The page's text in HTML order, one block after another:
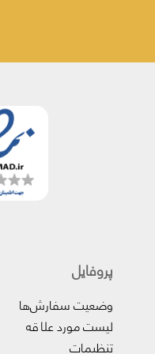
پروفایل‌
وضعیت سفارش‌ها
لیست مورد علاقه
تنظیمات